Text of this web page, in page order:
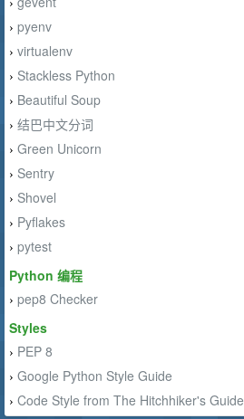
›
› pyenv
› virtualenv
› Stackless Python
› Beautiful Soup
› 结巴中文分词
› Green Unicorn
› Sentry
› Shovel
› Pyflakes
› pytest
Python 编程
› pep8 Checker
Styles
› PEP 8
› Google Python Style Guide
› Code Style from The Hitchhiker's Guide